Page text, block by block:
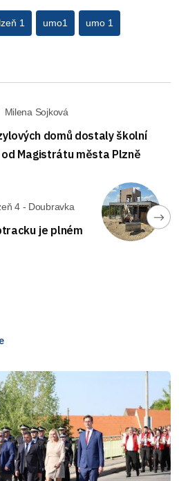
1 umo1 umo 1
Milena Sojková
domů dostaly školní
Magistrátu města Plzně
4 - Doubravka
je plném